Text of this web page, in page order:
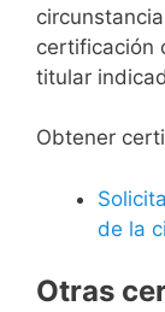
certificación
titular
Obtener
de la
Otras